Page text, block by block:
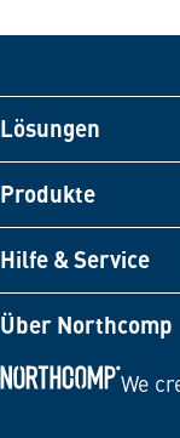
Lösungen
Produkte
Hilfe & Service
Über Northcomp
We